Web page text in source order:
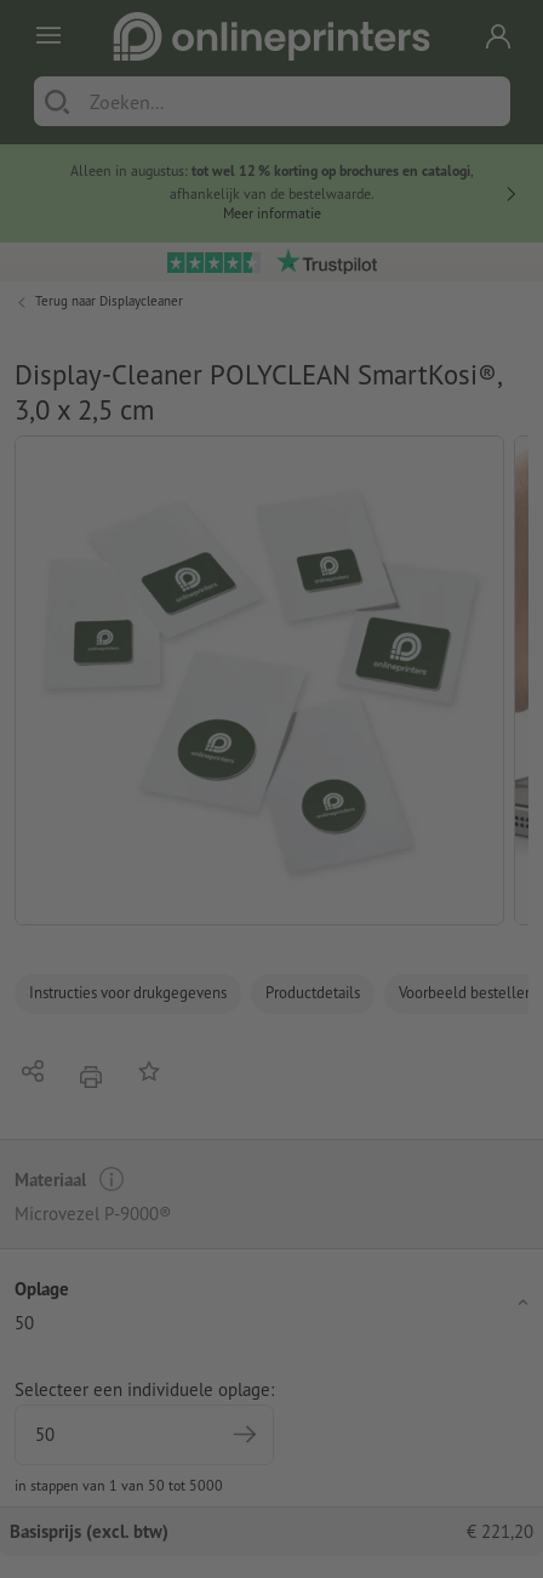
Alleen in augustus: tot wel 12 % korting op brochures en catalogi,
afhankelijk van de bestelwaarde.
Meer informatie
Terug naar Displaycleaner
Display-Cleaner POLYCLEAN SmartKosi®,
3,0 x 2,5 cm
Instructies voor drukgegevens Productdetails Voorbeeld bestellen
Delen afdrukkenOp de lijst
Materiaal
Microvezel P-9000®
Oplage
50
Selecteer een individuele oplage:
in stappen van 1 van 50 tot 5000
Basisprijs (excl. btw) € 221,20